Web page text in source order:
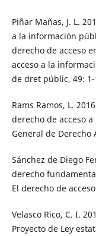
Piñar Mañas, J. L.
a la información
derecho de acceso
acceso a la
de dret públic, 49: 1-
Rams Ramos, L.
derecho de acceso
General de Derecho
Sánchez de Diego
derecho
El derecho de
Velasco Rico, C. I.
Proyecto de Ley